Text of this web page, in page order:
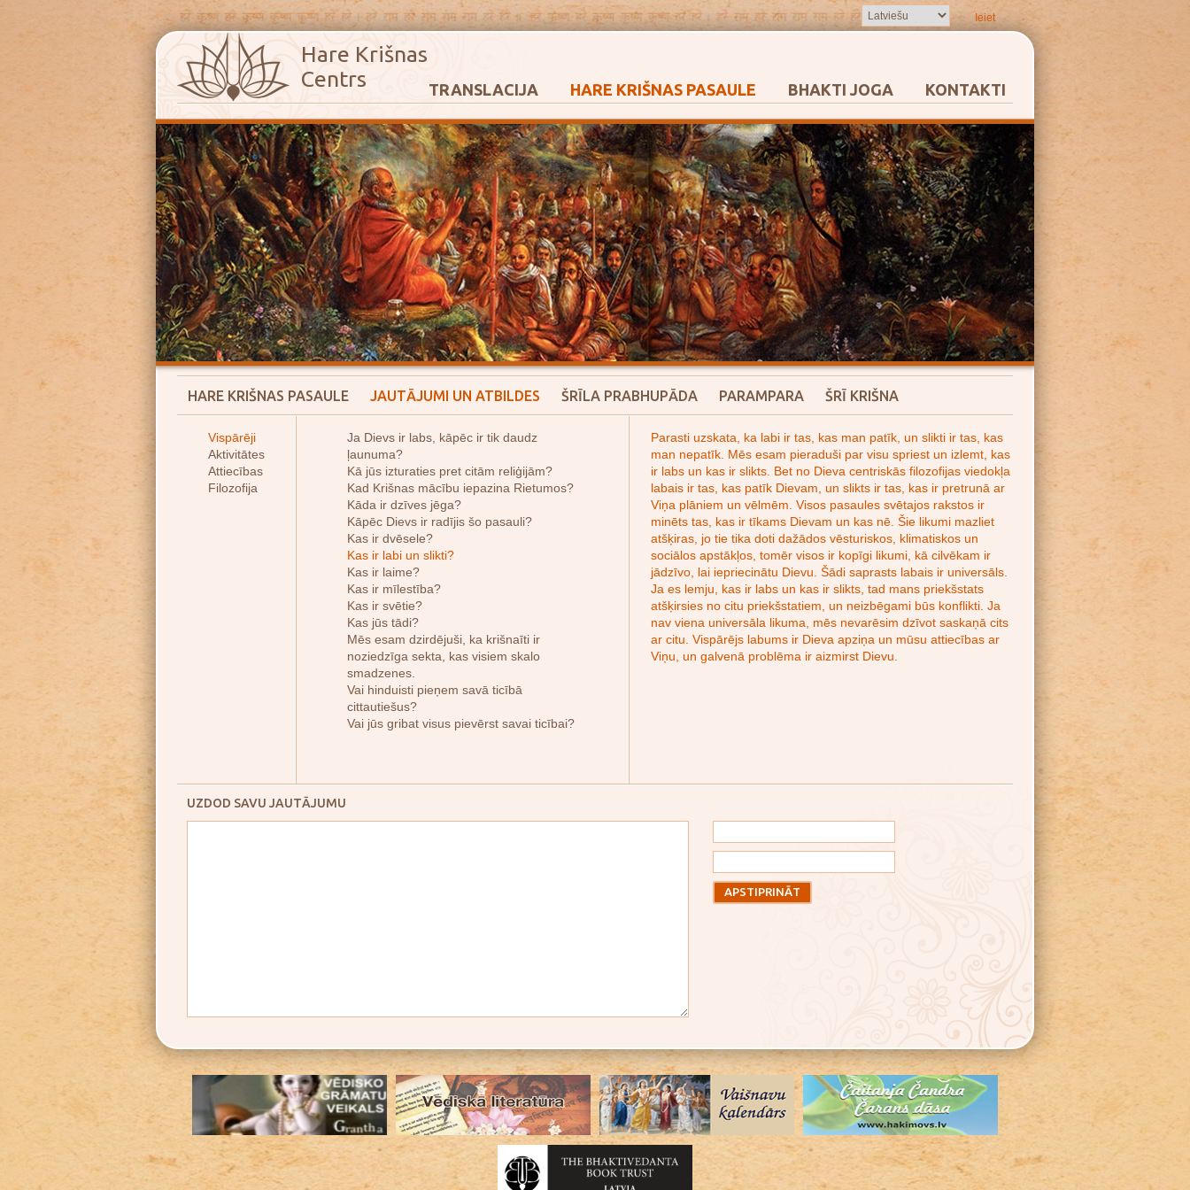
Ieiet
Hare Krišnas
Centrs
TRANSLACIJA HARE KRIŠNAS PASAULE BHAKTI JOGA KONTAKTI
HARE KRIŠNAS PASAULE JAUTĀJUMI UN ATBILDES ŠRĪLA PRABHUPĀDA PARAMPARA ŠRĪ KRIŠNA
Parasti uzskata, ka labi ir tas, kas man patīk, un slikti ir tas, kas
man nepatīk. Mēs esam pieraduši par visu spriest un izlemt, kas
ir labs un kas ir slikts. Bet no Dieva centriskās filozofijas viedokļa
labais ir tas, kas patīk Dievam, un slikts ir tas, kas ir pretrunā ar
Viņa plāniem un vēlmēm. Visos pasaules svētajos rakstos ir
minēts tas, kas ir tīkams Dievam un kas nē. Šie likumi mazliet
atšķiras, jo tie tika doti dažādos vēsturiskos, klimatiskos un
sociālos apstākļos, tomēr visos ir kopīgi likumi, kā cilvēkam ir
jādzīvo, lai iepriecinātu Dievu. Šādi saprasts labais ir universāls.
Ja es lemju, kas ir labs un kas ir slikts, tad mans priekšstats
atšķirsies no citu priekšstatiem, un neizbēgami būs konflikti. Ja
nav viena universāla likuma, mēs nevarēsim dzīvot saskaņā cits
ar citu. Vispārējs labums ir Dieva apziņa un mūsu attiecības ar
Viņu, un galvenā problēma ir aizmirst Dievu.
Vispārēji
Aktivitātes
Attiecības
Filozofija
Ja Dievs ir labs, kāpēc ir tik daudz
ļaunuma?
Kā jūs izturaties pret citām reliģijām?
Kad Krišnas mācību iepazina Rietumos?
Kāda ir dzīves jēga?
Kāpēc Dievs ir radījis šo pasauli?
Kas ir dvēsele?
Kas ir labi un slikti?
Kas ir laime?
Kas ir mīlestība?
Kas ir svētie?
Kas jūs tādi?
Mēs esam dzirdējuši, ka krišnaīti ir
noziedzīga sekta, kas visiem skalo
smadzenes.
Vai hinduisti pieņem savā ticībā
cittautiešus?
Vai jūs gribat visus pievērst savai ticībai?
UZDOD SAVU JAUTĀJUMU